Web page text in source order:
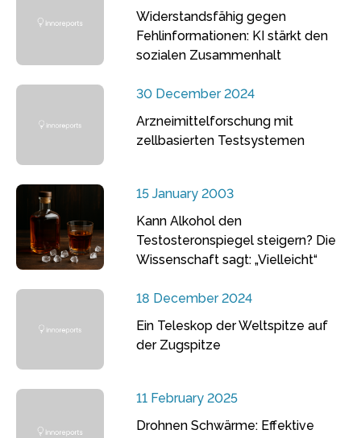
Widerstandsfähig gegen
Fehlinformationen: KI stärkt den
sozialen Zusammenhalt
30 December 2024
Arzneimittelforschung mit
zellbasierten Testsystemen
15 January 2003
Kann Alkohol den
Testosteronspiegel steigern? Die
Wissenschaft sagt: „Vielleicht“
18 December 2024
Ein Teleskop der Weltspitze auf
der Zugspitze
11 February 2025
Drohnen Schwärme: Effektive